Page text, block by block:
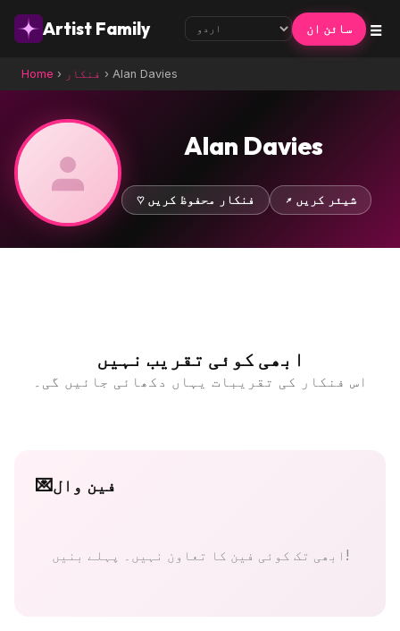
Artist Family سائن ان ☰
Home › فنکار › Alan Davies
Alan Davies
♡ فنکار محفوظ کریں ↗ شیئر کریں
ابھی کوئی تقریب نہیں
اس فنکار کی تقریبات یہاں دکھائی جائیں گی۔
💌فین وال
ابھی تک کوئی فین کا تعاون نہیں۔ پہلے بنیں!